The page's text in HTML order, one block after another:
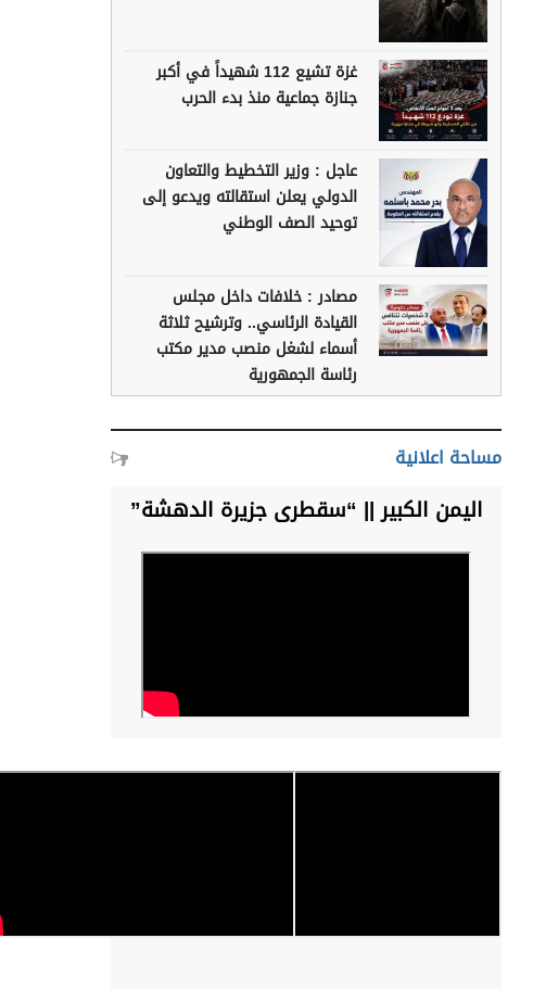
غزة تشيع 112 شهيداً في أكبر
جنازة جماعية منذ بدء الحرب
عاجل : وزير التخطيط والتعاون
الدولي يعلن استقالته ويدعو إلى
توحيد الصف الوطني
مصادر : خلافات داخل مجلس
القيادة الرئاسي.. وترشيح ثلاثة
أسماء لشغل منصب مدير مكتب
رئاسة الجمهورية
مساحة اعلانية
اليمن الكبير || “سقطرى جزيرة الدهشة”